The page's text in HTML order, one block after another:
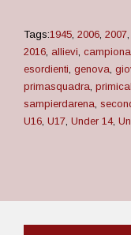
Tags:1945 2006 2007
2016 allievi
esordienti genova
primasquadra
sampierdarena
U16 U17 Under 14,